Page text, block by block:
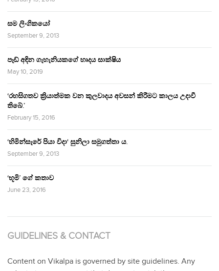
සම ලිංගිකයෝ
September 9, 2013
පෑඩ් අඳින ගැහැනියකගේ හෘදය සාක්ෂිය
May 10, 2019
‘රහසිගතව ක්‍රියාත්මක වන කුලවාදය අවසන් කිරීමට කාලය උදාවී
තිබේ.’
February 15, 2016
‘හිමින්සැරේ පියා විදා‘ සුනිලා සමුගත්තා ය.
September 9, 2013
‘භූමි’ ගේ කතාව
June 23, 2016
GUIDELINES & CONTACT
Content on Vikalpa is governed by site guidelines. Any